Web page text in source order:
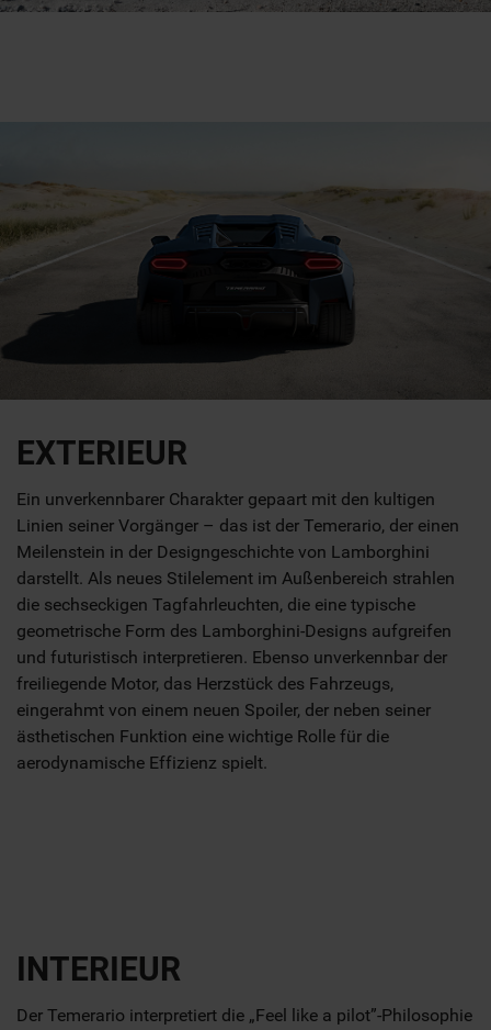
EXTERIEUR
Ein unverkennbarer Charakter gepaart mit den kultigen
Linien seiner Vorgänger – das ist der Temerario, der einen
Meilenstein in der Designgeschichte von Lamborghini
darstellt. Als neues Stilelement im Außenbereich strahlen
die sechseckigen Tagfahrleuchten, die eine typische
geometrische Form des Lamborghini-Designs aufgreifen
und futuristisch interpretieren. Ebenso unverkennbar der
freiliegende Motor, das Herzstück des Fahrzeugs,
eingerahmt von einem neuen Spoiler, der neben seiner
ästhetischen Funktion eine wichtige Rolle für die
aerodynamische Effizienz spielt.
INTERIEUR
Der Temerario interpretiert die „Feel like a pilot”-Philosophie